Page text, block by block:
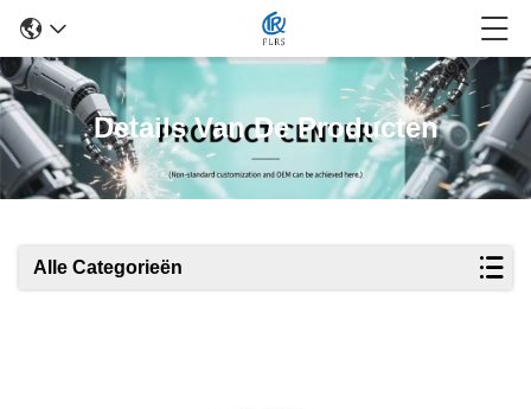
Details Van De Producten
Alle Categorieën